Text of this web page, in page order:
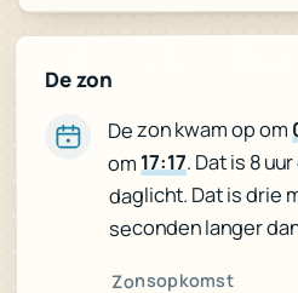
De zon
De zon kwam op om
om 17:17. Dat is 8
daglicht. Dat is drie
seconden langer
Zonsopkomst